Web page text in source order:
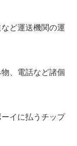
ど運送機関の運
、電話など諸個
イに払うチップ